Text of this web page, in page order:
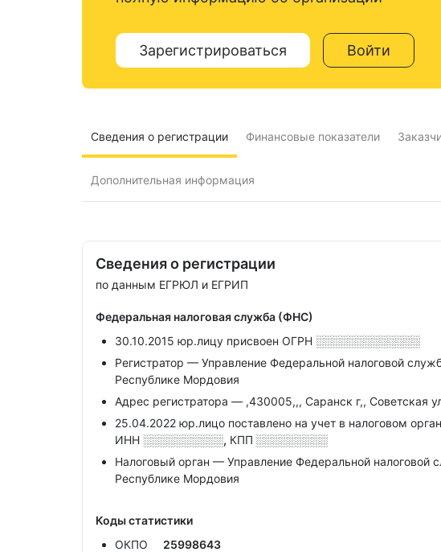
Зарегистрироваться Войти
Сведения о регистрации Финансовые показатели
Дополнительная информация
Сведения о регистрации
по данным ЕГРЮЛ и ЕГРИП
Федеральная налоговая служба (ФНС)
30.10.2015 юр.лицу присвоен ОГРН ░░░░░░░░░░░░░
Регистратор — Управление Федеральной налоговой
Республике Мордовия
Адрес регистратора — ,430005,,, Саранск г,, Советская
25.04.2022 юр.лицо поставлено на учет в налоговом
ИНН ░░░░░░░░░░, КПП ░░░░░░░░░
Налоговый орган — Управление Федеральной налоговой
Республике Мордовия
Коды статистики
ОКПО
25998643